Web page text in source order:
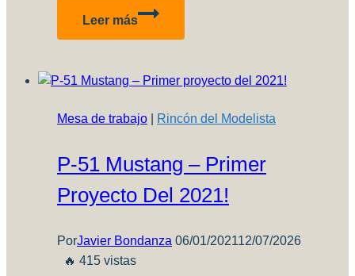
Leer más
Saab
–
Meet
Mesa de trabajo Rincón del Modelista
P-51 Mustang – Primer
Proyecto Del 2021!
PorJavier Bondanza 06/01/202112/07/2026
🔥 415 vistas